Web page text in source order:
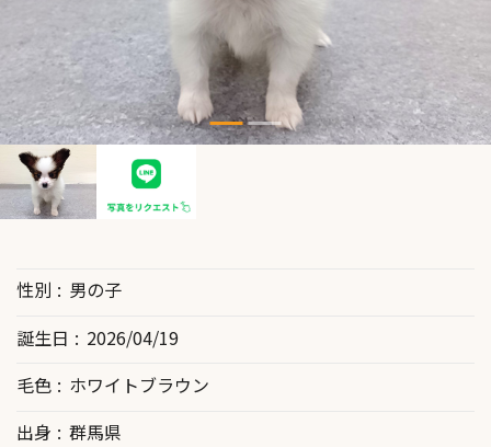
性別
男の子
誕生日
2026/04/19
毛色
ホワイトブラウン
出身
群馬県